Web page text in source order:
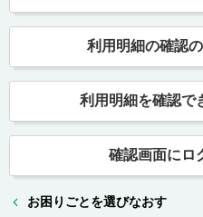
利用明細の確認
利用明細を確認で
確認画面にロ
お困りごとを選びなおす